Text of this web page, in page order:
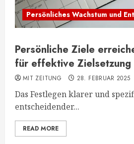
Persönliches Wachstum und
Persönliche Ziele
für effektive Zielsetzung
MIT ZEITUNG 28. FEBRUAR 2025
Das Festlegen klarer und
entscheidender...
READ MORE